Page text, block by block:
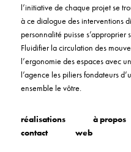
l’initiative de chaque projet se
à ce dialogue des interventions
personnalité puisse
Fluidifier la circulation des
l’ergonomie des espaces avec
l’agence les piliers fondateurs
ensemble le vôtre.
réalisations à propos
contact
web